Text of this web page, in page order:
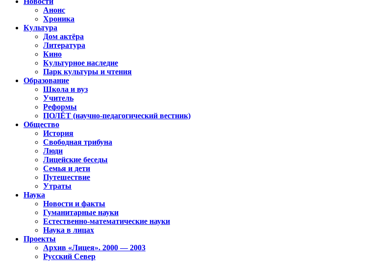
Анонс
Хроника
Культура
Дом актёра
Литература
Кино
Культурное наследие
Парк культуры и чтения
Образование
Школа и вуз
Учитель
Реформы
ПОЛЁТ (научно-педагогический вестник)
Общество
История
Свободная трибуна
Люди
Лицейские беседы
Семья и дети
Путешествие
Утраты
Наука
Новости и факты
Гуманитарные науки
Естественно-математические науки
Наука в лицах
Проекты
Архив «Лицея». 2000 — 2003
Русский Север